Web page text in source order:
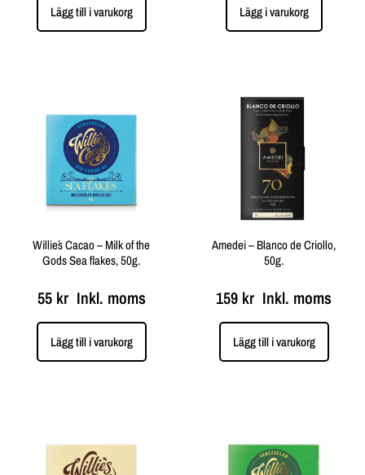
Lägg till i varukorg Lägg i varukorg
Willie´s Cacao – Milk of the
Gods Sea flakes, 50g.
55 krInkl. moms
Lägg till i varukorg
Amedei – Blanco de Criollo,
50g.
159 kr Inkl. moms
Lägg till i varukorg